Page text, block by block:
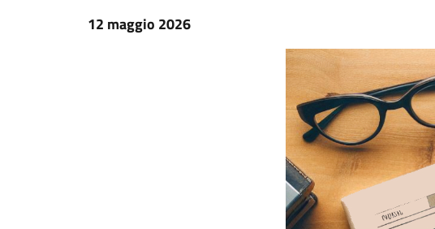
12 maggio 2026